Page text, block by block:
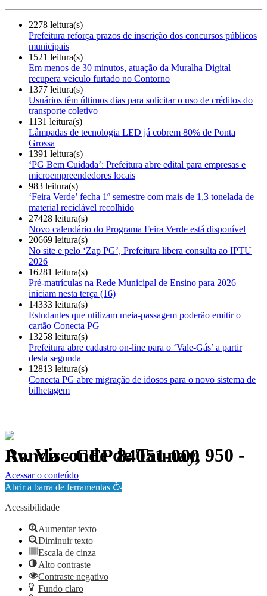
2278 leitura(s)
Prefeitura reforça prazos de inscrição dos concursos públicos
municipais
1521 leitura(s)
Em menos de 30 minutos, atuação da Muralha Digital
recupera veículo furtado no Contorno
1377 leitura(s)
Usuários têm últimos dias para solicitar o uso de créditos do
transporte coletivo
1131 leitura(s)
Lâmpadas de tecnologia LED já cobrem 80% de Ponta
Grossa
1391 leitura(s)
‘PG Bem Cuidada’: Prefeitura abre edital para empresas e
microempreendedores locais
983 leitura(s)
‘Feira Verde’ fecha 1º semestre com mais de 1,3 tonelada de
material reciclável recolhido
27428 leitura(s)
Novo calendário do Programa Feira Verde está disponível
20669 leitura(s)
No site e pelo ‘Zap PG’, Prefeitura libera consulta ao IPTU
2026
16281 leitura(s)
Pré-matrículas na Rede Municipal de Ensino para 2026
iniciam nesta terça (16)
14333 leitura(s)
Estudantes que utilizam meia-passagem poderão emitir o
cartão Conecta PG
13258 leitura(s)
Prefeitura abre cadastro on-line para o ‘Vale-Gás’ a partir
desta segunda
12813 leitura(s)
Conecta PG abre migração de idosos para o novo sistema de
bilhetagem
Av. Visconde de Taunay, 950 - Ronda - CEP 84051-000
Política de Privacidade.
Acessar o conteúdo
Abrir a barra de ferramentas
Acessibilidade
Aumentar texto
Diminuir texto
Escala de cinza
Alto contraste
Contraste negativo
Fundo claro